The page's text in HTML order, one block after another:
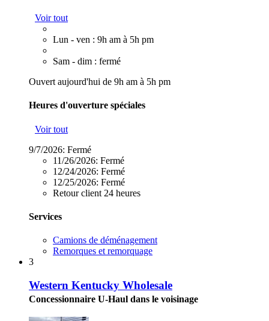
Voir tout
Lun - ven : 9h am à 5h pm
Sam - dim : fermé
Ouvert aujourd'hui de 9h am à 5h pm
Heures d'ouverture spéciales
Voir tout
9/7/2026: Fermé
11/26/2026: Fermé
12/24/2026: Fermé
12/25/2026: Fermé
Retour client 24 heures
Services
Camions de déménagement
Remorques et remorquage
3
Western Kentucky Wholesale
Concessionnaire U-Haul dans le voisinage